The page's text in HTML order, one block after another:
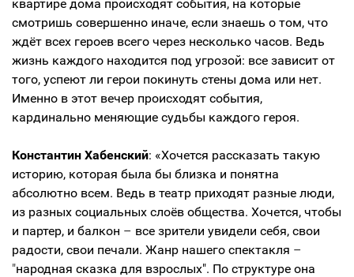
квартире дома происходят события, на которые
смотришь совершенно иначе, если знаешь о том, что
ждёт всех героев всего через несколько часов. Ведь
жизнь каждого находится под угрозой: все зависит от
того, успеют ли герои покинуть стены дома или нет.
Именно в этот вечер происходят события,
кардинально меняющие судьбы каждого героя.
Константин Хабенский: «Хочется рассказать такую
историю, которая была бы близка и понятна
абсолютно всем. Ведь в театр приходят разные люди,
из разных социальных слоёв общества. Хочется, чтобы
и партер, и балкон – все зрители увидели себя, свои
радости, свои печали. Жанр нашего спектакля –
"народная сказка для взрослых". По структуре она